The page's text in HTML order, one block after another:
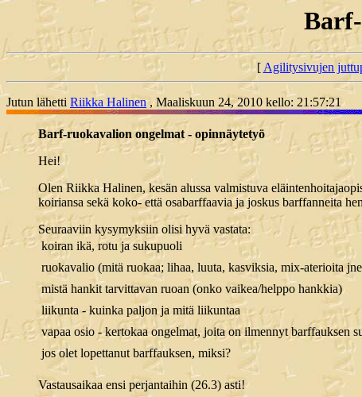
[Agilitysivujen
Jutun lähetti Riikka Halinen, Maaliskuun 24, 2010 kello: 21:57:21
Barf-ruokavalion ongelmat - opinnäytetyö
Hei!
Olen Riikka Halinen, kesän alussa valmistuva
koiriansa sekä koko- että osabarffaavia ja joskus barffanneita
Seuraaviin kysymyksiin olisi hyvä vastata:
 koiran ikä, rotu ja sukupuoli
 ruokavalio (mitä ruokaa; lihaa, luuta, kasviksia, mix-aterioita
 mistä hankit tarvittavan ruoan (onko vaikea/helppo hankkia)
 liikunta - kuinka paljon ja mitä liikuntaa
 vapaa osio - kertokaa ongelmat, joita on ilmennyt barffauksen
 jos olet lopettanut barffauksen, miksi?
Vastausaikaa ensi perjantaihin (26.3) asti!